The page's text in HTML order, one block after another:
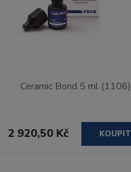
Ceramic Bond 5 ml (1106)
2 920,50 Kč KOUPIT